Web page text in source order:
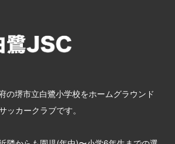
の堺市立白鷺小学校をホームグラウンド
ッカークラブです。